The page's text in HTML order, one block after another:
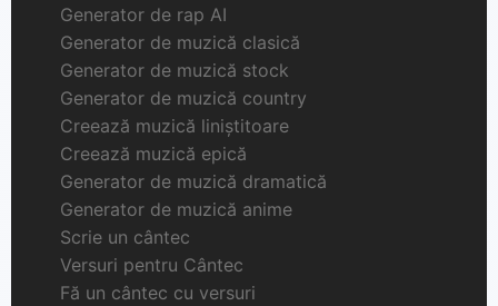
Generator de rap AI
Generator de muzică clasică
Generator de muzică stock
Generator de muzică country
Creează muzică liniștitoare
Creează muzică epică
Generator de muzică dramatică
Generator de muzică anime
Scrie un cântec
Versuri pentru Cântec
Fă un cântec cu versuri